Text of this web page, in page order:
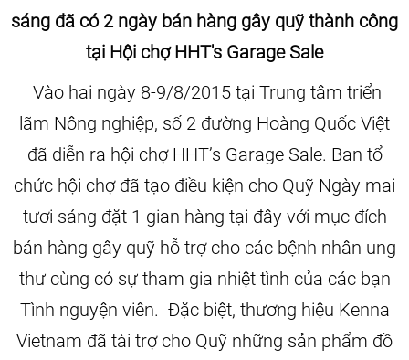
sáng đã có 2 ngày bán hàng gây quỹ thành công
tại Hội chợ HHT's Garage Sale
Vào hai ngày 8-9/8/2015 tại Trung tâm triển
lãm Nông nghiệp, số 2 đường Hoàng Quốc Việt
đã diễn ra hội chợ HHT’s Garage Sale. Ban tổ
chức hội chợ đã tạo điều kiện cho Quỹ Ngày mai
tươi sáng đặt 1 gian hàng tại đây với mục đích
bán hàng gây quỹ hỗ trợ cho các bệnh nhân ung
thư cùng có sự tham gia nhiệt tình của các bạn
Tình nguyện viên. Đặc biệt, thương hiệu Kenna
Vietnam đã tài trợ cho Quỹ những sản phẩm đồ